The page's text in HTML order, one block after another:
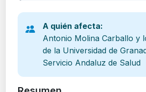
A quién afecta:
Antonio Molina Carballo y
de la Universidad de
Servicio Andaluz de Salud